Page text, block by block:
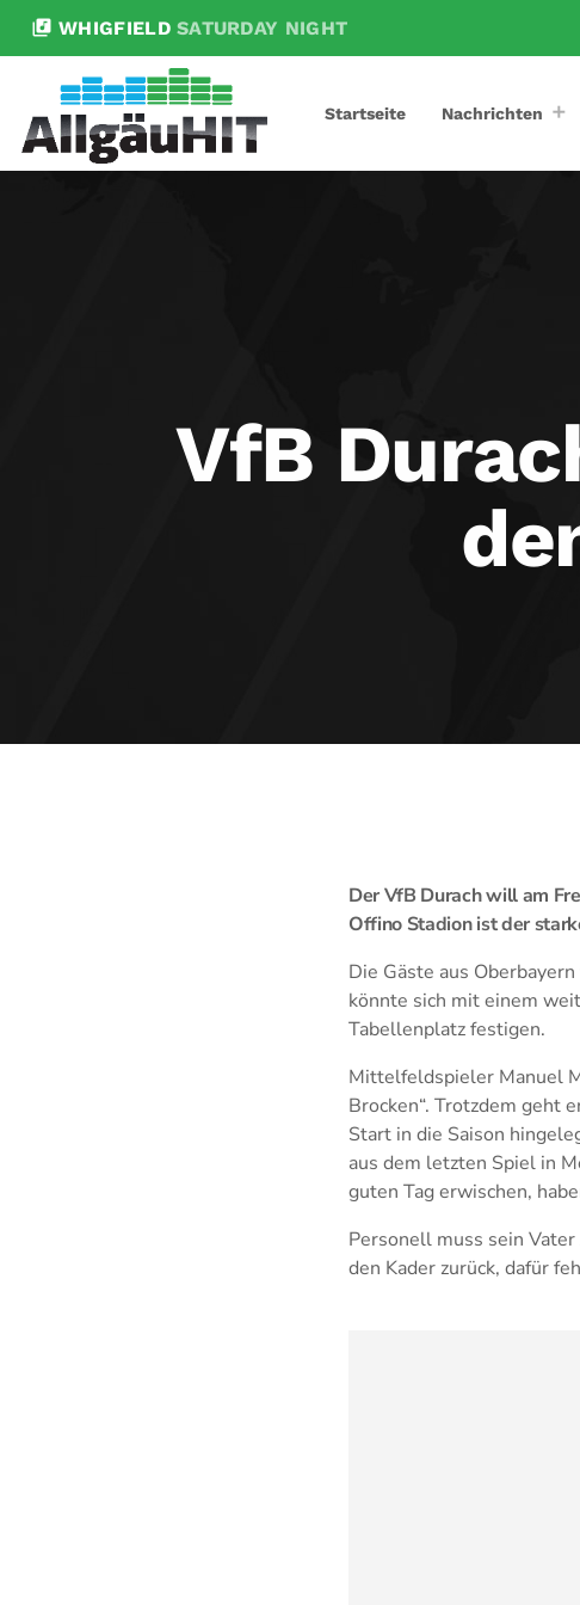
library_music WHIGFIELD SATURDAY NIGHT
Startseite Nachrichten
VfB
Der VfB Durach will am
Offino Stadion ist der
Die Gäste aus
könnte sich mit einem
Tabellenplatz festigen.
Mittelfeldspieler Manuel
Brocken“. Trotzdem geht
Start in die Saison
aus dem letzten Spiel in
guten Tag erwischen,
Personell muss sein
den Kader zurück, dafür